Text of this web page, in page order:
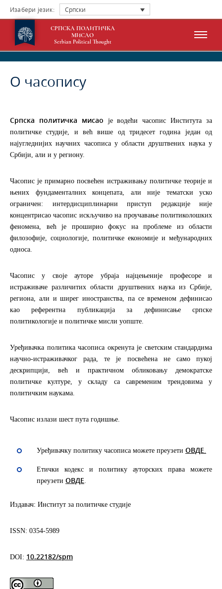
Изабери језик: Српски
СРПСКА ПОЛИТИЧКА
МИСАО
Serbian Political Thought
О часопису
Српска политичка мисао је водећи часопис Института за
политичке студије, и већ више од тридесет година један од
најугледнијих научних часописа у области друштвених наука у
Србији, али и у региону.
Часопис је примарно посвећен истраживању политичке теорије и
њених фундаменталних концепата, али није тематски уско
ограничен: интердисциплинарни приступ редакције није
концентрисао часопис искључиво на проучавање политиколошких
феномена, већ је проширио фокус на проблеме из области
филозофије, социологије, политичке економије и међународних
односа.
Часопис у своје ауторе убраја најцењеније професоре и
истраживаче различитих области друштвених наука из Србије,
региона, али и ширег иностранства, па се временом дефинисао
као референтна публикација за дефинисање српске
политикологије и политичке мисли уопште.
Уређивачка политика часописа окренута је светским стандардима
научно-истраживачког рада, те је посвећена не само пукој
дескрипцији, већ и практичном обликовању демократске
политичке културе, у складу са савременим трендовима у
политичким наукама.
Часопис излази шест пута годишње.
Уређивачку политику часописа можете преузети ОВДЕ.
Етички кодекс и политику ауторских права можете
преузети ОВДЕ.
Издавач: Институт за политичке студије
ISSN: 0354-5989
DOI: 10.22182/spm